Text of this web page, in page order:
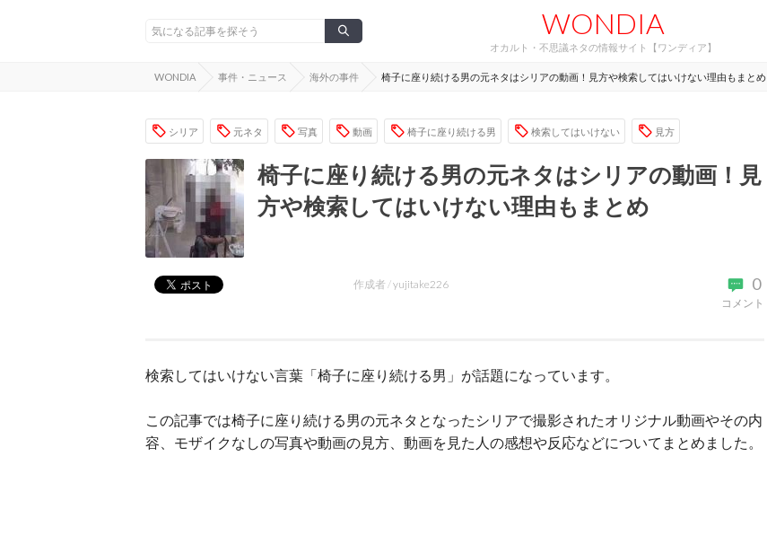
WONDIA
オカルト・不思議ネタの情報サイト【ワンディア】
WONDIA 事件・ニュース 海外の事件 椅子に座り続ける男の元ネタはシリアの動画！見方や検索してはいけない理由もまとめ
シリア 元ネタ 写真 動画 椅子に座り続ける男 検索してはいけない 見方
椅子に座り続ける男の元ネタはシリアの動画！見
方や検索してはいけない理由もまとめ
0
コメント
作成者 /yujitake226
検索してはいけない言葉「椅子に座り続ける男」が話題になっています。
この記事では椅子に座り続ける男の元ネタとなったシリアで撮影されたオリジナル動画やその内
容、モザイクなしの写真や動画の見方、動画を見た人の感想や反応などについてまとめました。